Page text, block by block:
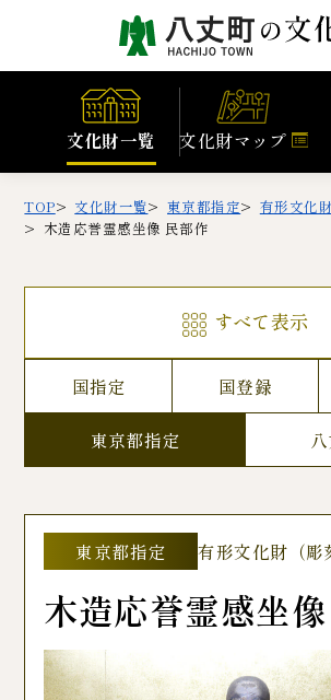
文化財一覧 文化財マップ
TOP 文化財一覧 東京都指定
有形文化財
木造応誉霊感坐像 民部作
すべて表示
国指定 国登録
東京都指定
東京都指定 有形文化財（彫
木造応誉霊感坐